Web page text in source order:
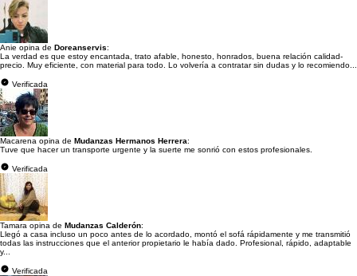
Anie opina de Doreanservis:
La verdad es que estoy encantada, trato afable, honesto, honrados, buena relación calidad-
precio. Muy eficiente, con material para todo. Lo volvería a contratar sin dudas y lo recomiendo...
Verificada
Macarena opina de Mudanzas Hermanos Herrera:
Tuve que hacer un transporte urgente y la suerte me sonrió con estos profesionales.
Verificada
Tamara opina de Mudanzas Calderón:
Llegó a casa incluso un poco antes de lo acordado, montó el sofá rápidamente y me transmitió
todas las instrucciones que el anterior propietario le había dado. Profesional, rápido, adaptable
y...
Verificada